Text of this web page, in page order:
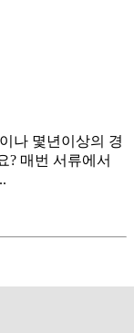
나 몇년이상의 경
? 매번 서류에서